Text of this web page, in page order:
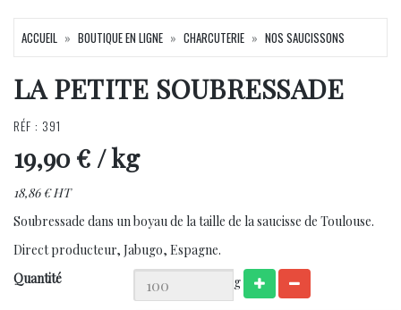
ACCUEIL BOUTIQUE EN LIGNE CHARCUTERIE NOS SAUCISSONS
LA PETITE SOUBRESSADE
RÉF : 391
19,90 € / kg
18,86 € HT
Soubressade dans un boyau de la taille de la saucisse de Toulouse.
Direct producteur, Jabugo, Espagne.
Quantité
g